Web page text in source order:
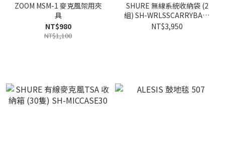
ZOOM MSM-1 麥克風架用夾
具
NT$980
NT$1,100
SHURE 無線系統收納袋 (2
組) SH-WRLSSCARRYBAG-
2
NT$3,950